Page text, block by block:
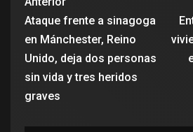
Ataque frente a sinagoga
en Mánchester, Reino
Unido, deja dos personas
sin vida y tres heridos
graves